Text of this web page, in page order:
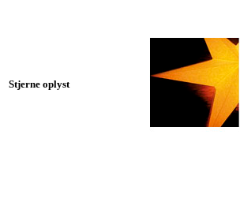
Stjerne oplyst